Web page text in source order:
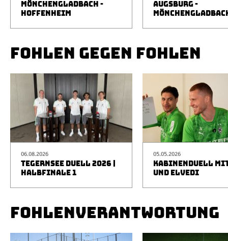
MÖNCHENGLADBACH -
HOFFENHEIM
AUGSBURG -
FOHLEN GEGEN FOHLEN
06.08.2026
TEGERNSEE DUELL 2026 |
HALBFINALE 1
05.05.2026
KABINENDUELL
UND ELVEDI
FOHLENVERANTWORTUNG